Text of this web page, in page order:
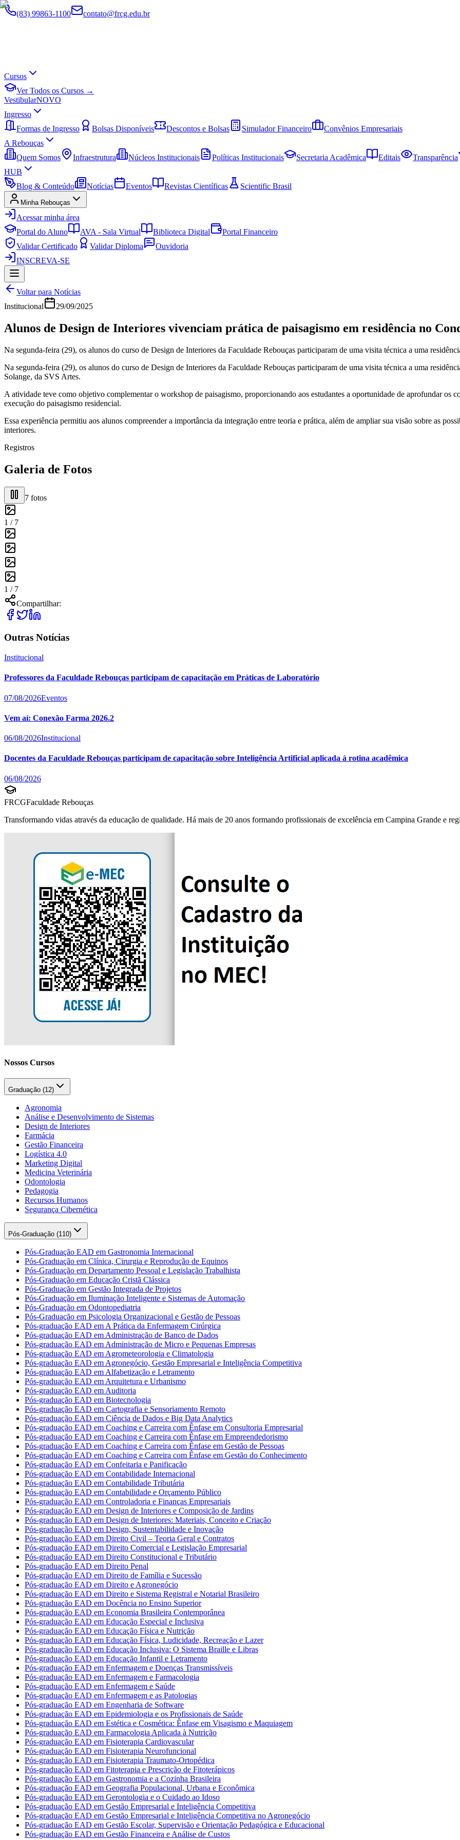
(83) 99863-1100 contato@frcg.edu.br
Cursos
Ver Todos os Cursos →
VestibularNOVO
Ingresso
Formas de Ingresso
Bolsas Disponíveis Descontos e Bolsas Simulador Financeiro
Convênios Empresariais
A Rebouças
Quem Somos
Infraestrutura Núcleos Institucionais Políticas Institucionais Secretaria Acadêmica Editais
Transparência
HUB
Blog & Conteúdo
Notícias Eventos Revistas Científicas Scientific Brasil
Minha Rebouças
Acessar minha área
Portal do Aluno
AVA - Sala Virtual Biblioteca Digital
Portal Financeiro
Validar Certificado
Validar Diploma
Ouvidoria
INSCREVA-SE
Voltar para Notícias
Institucional
29/09/2025
Alunos de Design de Interiores vivenciam prática de paisagismo em residência no
Na segunda-feira (29), os alunos do curso de Design de Interiores da Faculdade Rebouças participaram de uma visita técnica a uma
Na segunda-feira (29), os alunos do curso de Design de Interiores da Faculdade Rebouças participaram de uma visita técnica a uma
Solange, da SVS Artes.
A atividade teve como objetivo complementar o workshop de paisagismo, proporcionando aos estudantes a oportunidade de aprofundar os
execução do paisagismo residencial.
Essa experiência permitiu aos alunos compreender a importância da integração entre teoria e prática, além de ampliar sua visão sobre as
interiores.
Registros
Galeria de Fotos
7 fotos
1 / 7
1 / 7
Compartilhar:
Outras Notícias
Institucional
Professores da Faculdade Rebouças participam de capacitação em Práticas de Laboratório
07/08/2026Eventos
Vem aí: Conexão Farma 2026.2
06/08/2026Institucional
Docentes da Faculdade Rebouças participam de capacitação sobre Inteligência Artificial aplicada à rotina acadêmica
06/08/2026
FRCGFaculdade Rebouças
Transformando vidas através da educação de qualidade. Há mais de 20 anos formando profissionais de excelência em Campina Grande e
Nossos Cursos
Graduação (12)
Agronomia
Análise e Desenvolvimento de Sistemas
Design de Interiores
Farmácia
Gestão Financeira
Logística 4.0
Marketing Digital
Medicina Veterinária
Odontologia
Pedagogia
Recursos Humanos
Segurança Cibernética
Pós-Graduação (110)
Pós-Graduação EAD em Gastronomia Internacional
Pós-Graduação em Clínica, Cirurgia e Reprodução de Equinos
Pós-Graduação em Departamento Pessoal e Legislação Trabalhista
Pós-Graduação em Educação Cristã Clássica
Pós-Graduação em Gestão Integrada de Projetos
Pós-Graduação em Iluminação Inteligente e Sistemas de Automação
Pós-Graduação em Odontopediatria
Pós-Graduação em Psicologia Organizacional e Gestão de Pessoas
Pós-graduação EAD em A Prática da Enfermagem Cirúrgica
Pós-graduação EAD em Administração de Banco de Dados
Pós-graduação EAD em Administração de Micro e Pequenas Empresas
Pós-graduação EAD em Agrometeorologia e Climatologia
Pós-graduação EAD em Agronegócio, Gestão Empresarial e Inteligência Competitiva
Pós-graduação EAD em Alfabetização e Letramento
Pós-graduação EAD em Arquitetura e Urbanismo
Pós-graduação EAD em Auditoria
Pós-graduação EAD em Biotecnologia
Pós-graduação EAD em Cartografia e Sensoriamento Remoto
Pós-graduação EAD em Ciência de Dados e Big Data Analytics
Pós-graduação EAD em Coaching e Carreira com Ênfase em Consultoria Empresarial
Pós-graduação EAD em Coaching e Carreira com Ênfase em Empreendedorismo
Pós-graduação EAD em Coaching e Carreira com Ênfase em Gestão de Pessoas
Pós-graduação EAD em Coaching e Carreira com Ênfase em Gestão do Conhecimento
Pós-graduação EAD em Confeitaria e Panificação
Pós-graduação EAD em Contabilidade Internacional
Pós-graduação EAD em Contabilidade Tributária
Pós-graduação EAD em Contabilidade e Orçamento Público
Pós-graduação EAD em Controladoria e Finanças Empresariais
Pós-graduação EAD em Design de Interiores e Composição de Jardins
Pós-graduação EAD em Design de Interiores: Materiais, Conceito e Criação
Pós-graduação EAD em Design, Sustentabilidade e Inovação
Pós-graduação EAD em Direito Civil – Teoria Geral e Contratos
Pós-graduação EAD em Direito Comercial e Legislação Empresarial
Pós-graduação EAD em Direito Constitucional e Tributário
Pós-graduação EAD em Direito Penal
Pós-graduação EAD em Direito de Família e Sucessão
Pós-graduação EAD em Direito e Agronegócio
Pós-graduação EAD em Direito e Sistema Registral e Notarial Brasileiro
Pós-graduação EAD em Docência no Ensino Superior
Pós-graduação EAD em Economia Brasileira Contemporânea
Pós-graduação EAD em Educação Especial e Inclusiva
Pós-graduação EAD em Educação Física e Nutrição
Pós-graduação EAD em Educação Física, Ludicidade, Recreação e Lazer
Pós-graduação EAD em Educação Inclusiva: O Sistema Braille e Libras
Pós-graduação EAD em Educação Infantil e Letramento
Pós-graduação EAD em Enfermagem e Doenças Transmissíveis
Pós-graduação EAD em Enfermagem e Farmacologia
Pós-graduação EAD em Enfermagem e Saúde
Pós-graduação EAD em Enfermagem e as Patologias
Pós-graduação EAD em Engenharia de Software
Pós-graduação EAD em Epidemiologia e os Profissionais de Saúde
Pós-graduação EAD em Estética e Cosmética: Ênfase em Visagismo e Maquiagem
Pós-graduação EAD em Farmacologia Aplicada à Nutrição
Pós-graduação EAD em Fisioterapia Cardiovascular
Pós-graduação EAD em Fisioterapia Neurofuncional
Pós-graduação EAD em Fisioterapia Traumato-Ortopédica
Pós-graduação EAD em Fitoterapia e Prescrição de Fitoterápicos
Pós-graduação EAD em Gastronomia e a Cozinha Brasileira
Pós-graduação EAD em Geografia Populacional, Urbana e Econômica
Pós-graduação EAD em Gerontologia e o Cuidado ao Idoso
Pós-graduação EAD em Gestão Empresarial e Inteligência Competitiva
Pós-graduação EAD em Gestão Empresarial e Inteligência Competitiva no Agronegócio
Pós-graduação EAD em Gestão Escolar, Supervisão e Orientação Pedagógica e Educacional
Pós-graduação EAD em Gestão Financeira e Análise de Custos